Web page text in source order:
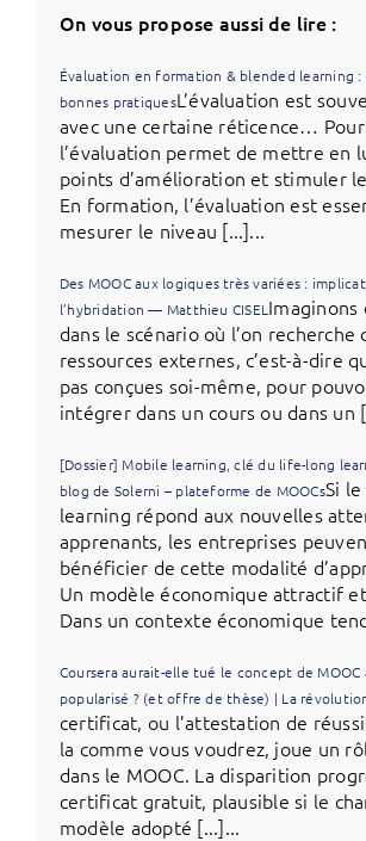
On vous propose aussi de lire :
Évaluation en formation & blended learning :
bonnes pratiquesL’évaluation est
avec une certaine réticence…
l’évaluation permet de mettre en
points d’amélioration et stimuler
En formation, l’évaluation est
mesurer le niveau [...]...
Des MOOC aux logiques très variées :
l’hybridation — Matthieu CISEL Imaginons
dans le scénario où l’on recherche
ressources externes, c’est-à-dire
pas conçues soi-même, pour
intégrer dans un cours ou dans un
[Dossier] Mobile learning, clé du life-long
blog de Solerni – plateforme de MOOCsSi
learning répond aux nouvelles
apprenants, les entreprises
bénéficier de cette modalité
Un modèle économique attractif
Dans un contexte économique
Coursera aurait-elle tué le concept de MOOC
popularisé ? (et offre de thèse) | La
certificat, ou l’attestation de
la comme vous voudrez, joue un
dans le MOOC. La disparition
certificat gratuit, plausible si le
modèle adopté [...]...